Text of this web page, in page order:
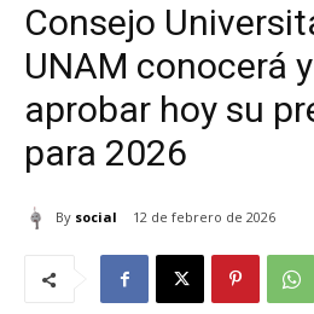
Consejo
UNAM conocerá
aprobar hoy su
para 2026
By social 12 de febrero de 2026